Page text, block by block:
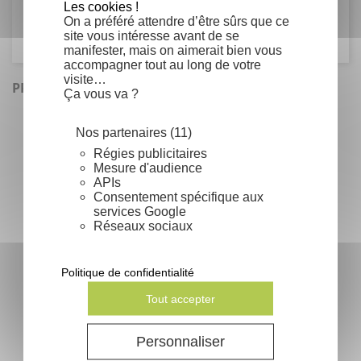
Les cookies !
On a préféré attendre d’être sûrs que ce
site vous intéresse avant de se
manifester, mais on aimerait bien vous
accompagner tout au long de votre
visite…
Ça vous va ?
Nos partenaires (11)
Régies publicitaires
Mesure d'audience
APIs
Consentement spécifique aux
services Google
Réseaux sociaux
Tout accepter
Personnaliser
Politique de confidentialité
Fabaceae
PRODUITS SIMILAIRES
Cassia spectabilis
Prix
1,77 €